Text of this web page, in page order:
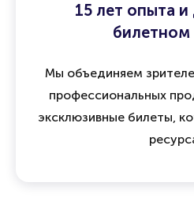
15 лет опыта и
билетном
Мы объединяем
профессиональных
эксклюзивные билеты,